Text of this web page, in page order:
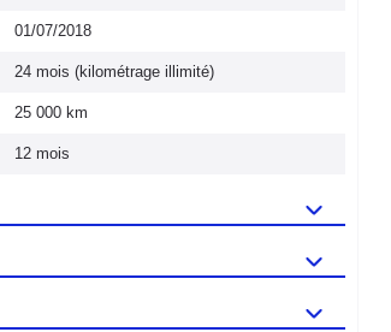
01/07/2018
24 mois (kilométrage illimité)
25 000 km
12 mois